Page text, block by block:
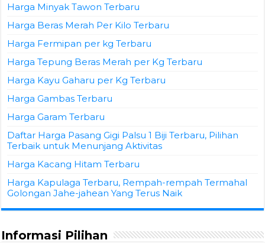
Harga Minyak Tawon Terbaru
Harga Beras Merah Per Kilo Terbaru
Harga Fermipan per kg Terbaru
Harga Tepung Beras Merah per Kg Terbaru
Harga Kayu Gaharu per Kg Terbaru
Harga Gambas Terbaru
Harga Garam Terbaru
Daftar Harga Pasang Gigi Palsu 1 Biji Terbaru, Pilihan
Terbaik untuk Menunjang Aktivitas
Harga Kacang Hitam Terbaru
Harga Kapulaga Terbaru, Rempah-rempah Termahal
Golongan Jahe-jahean Yang Terus Naik
Informasi Pilihan